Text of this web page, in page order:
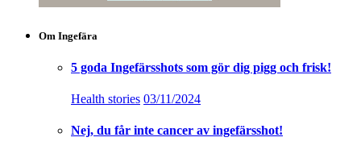
Om Ingefära
5 goda Ingefärsshots som gör dig pigg och frisk!
Health stories 03/11/2024
Nej, du får inte cancer av ingefärsshot!